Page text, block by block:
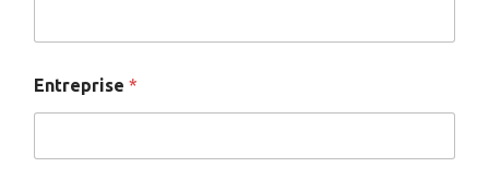
Entreprise *